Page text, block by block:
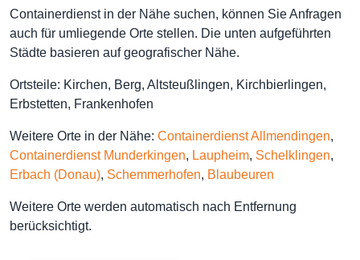
Containerdienst in der Nähe suchen, können Sie Anfragen
auch für umliegende Orte stellen. Die unten aufgeführten
Städte basieren auf geografischer Nähe.
Ortsteile: Kirchen, Berg, Altsteußlingen, Kirchbierlingen,
Erbstetten, Frankenhofen
Weitere Orte in der Nähe: Containerdienst Allmendingen,
Containerdienst Munderkingen, Laupheim, Schelklingen,
Erbach (Donau), Schemmerhofen, Blaubeuren
Weitere Orte werden automatisch nach Entfernung
berücksichtigt.